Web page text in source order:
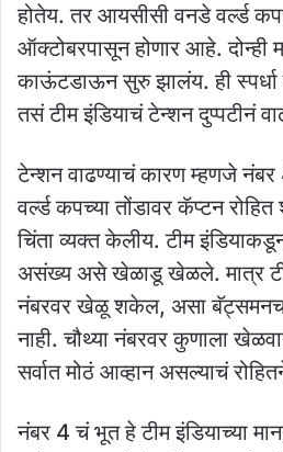
होतेय. तर आयसीसी वनडे वर्ल्ड
ऑक्टोबरपासून होणार आहे. दोन्ही
काऊंटडाऊन सुरु झालंय. ही
तसं टीम इंडियाचं टेन्शन दुप्पटीनं
टेन्शन वाढण्याचं कारण म्हणजे
वर्ल्ड कपच्या तोंडावर कॅप्टन रोहित
चिंता व्यक्त केलीय. टीम इंडियाकडून
असंख्य असे खेळाडू खेळले. मात्र टीम
नंबरवर खेळू शकेल, असा
नाही. चौथ्या नंबरवर कुणाला
सर्वात मोठं आव्हान असल्याचं
नंबर 4 चं भूत हे टीम इंडियाच्या